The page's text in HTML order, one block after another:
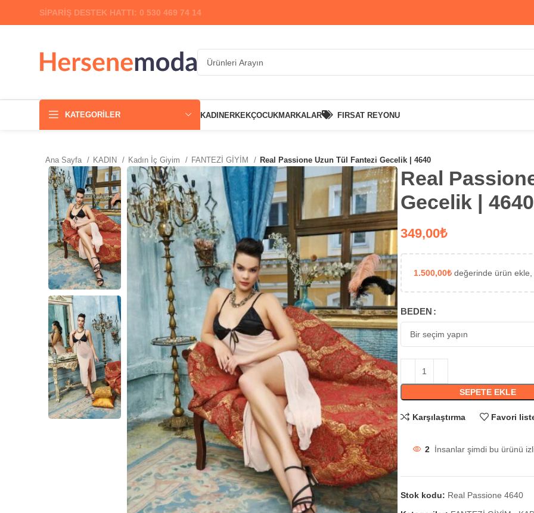
SİPARİŞ DESTEK HATTI: 0 530 469 74 14
KATEGORILER KADINERKEKÇOCUKMARKALAR FIRSAT REYONU
Ana Sayfa KADIN Kadın İç Giyim FANTEZİ GİYİM Real Passione Uzun Tül Fantezi Gecelik | 4640
Real
Gecelik | 4640
₺
1.500,00₺ değerinde ürün
BEDEN
SEPETE EKLE
Karşılaştırma Favori
2 İnsanlar şimdi bu ürünü
Stok kodu: Real Passione 4640